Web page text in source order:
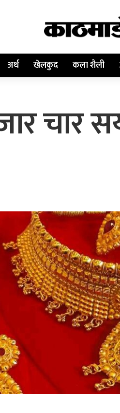
अर्थ खेलकुद कला शैली
चार